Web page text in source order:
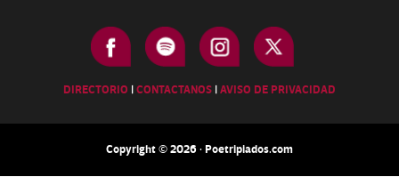
DIRECTORIO |CONTACTANOS |AVISO DE PRIVACIDAD
Copyright © 2026 · Poetripiados.com